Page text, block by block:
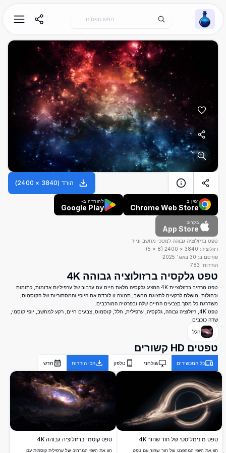
Wallpaper Alchemy
הורד (
3840
×
2400
)
זמין ב
Chrome Web Store
להורדה ב-
Google Play
בקרוב
App Store
טפט ברזולוציה גבוהה למסכי מחשב ונייד
רזולוציה: 3840
×
2400
(
8
×
5
)
פורסם ב: 30 באוג׳ 2025
הורדות: 783
טפט גלקסיה ברזולוציה גבוהה 4K
טפט מרהיב ברזולוציית 4K המציג גלקסיה מלאת חיים עם ערבוב של ערפיליות אדומות, כתומות
וכחולות. מושלם לרקעים לתצוגת מחשב, תמונה זו לוכדת את היופי והמסתוריות של הקוסמוס,
משדרגת כל מסך בצבעים החיים שלה ובפרטיה המורכבים.
טפט 4K, רזולוציה גבוהה, גלקסיה, ערפילית, חלל, קוסמוס, צבעים חיים, רקע למחשב, יופי קוסמי,
שדה כוכבים
חלל
טפטים HD קשורים
כל המכשירים שולחני טלפון הכי הורדות חדש
טפט מינימליסטי של חור שחור 4K
חוו את היופי המהפנט של חור שחור עם טפט
טפט קוסמי ברזולוציה גבוהה 4K
חוו את היופי המרהיב של ערפילית קוסמית עם